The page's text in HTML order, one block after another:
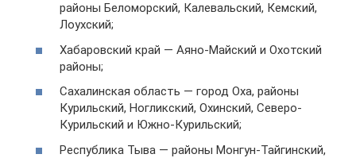
районы Беломорский, Калевальский, Кемский,
Лоухский;
Хабаровский край — Аяно-Майский и Охотский
районы;
Сахалинская область — город Оха, районы
Курильский, Ногликский, Охинский, Северо-
Курильский и Южно-Курильский;
Республика Тыва — районы Монгун-Тайгинский,